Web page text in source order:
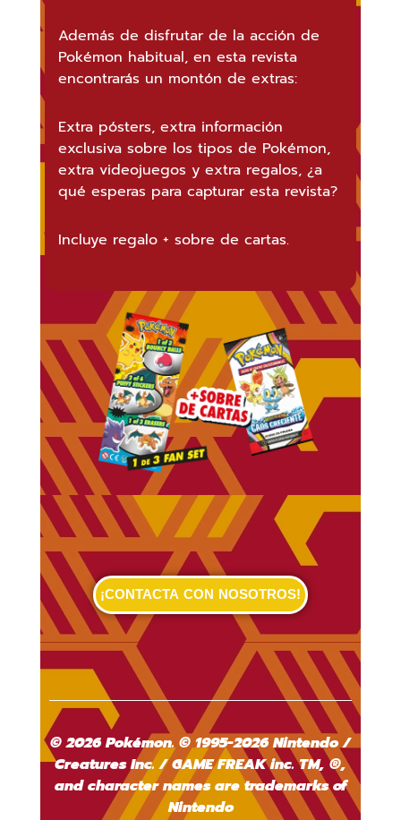
Además de disfrutar de la acción de
Pokémon habitual, en esta revista
encontrarás un montón de extras:
Extra pósters, extra información
exclusiva sobre los tipos de Pokémon,
extra videojuegos y extra regalos, ¿a
qué esperas para capturar esta revista?
Incluye regalo + sobre de cartas.
¡CONTACTA CON NOSOTROS!
© 2026 Pokémon. © 1995-2026 Nintendo /
Creatures Inc. / GAME FREAK inc. TM, ®,
and character names are trademarks of
Nintendo